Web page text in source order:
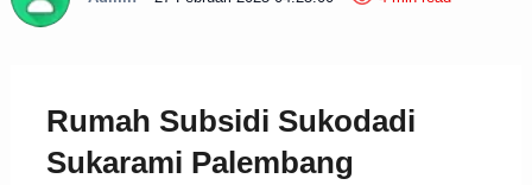
Rumah Subsidi Sukodadi
Sukarami Palembang